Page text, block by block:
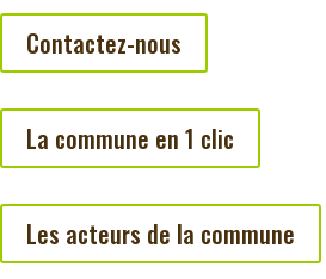
Contactez-nous
La commune en 1 clic
Les acteurs de la commune